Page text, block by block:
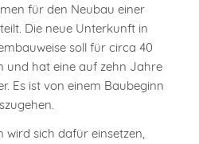
für den Neubau einer
Die neue Unterkunft in
soll für circa 40
und hat eine auf zehn Jahre
Es ist von einem Baubeginn
wird sich dafür einsetzen,